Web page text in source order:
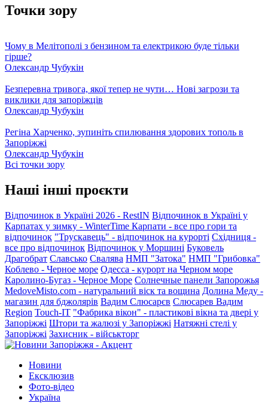
Точки зору
Чому в Мелітополі з бензином та електрикою буде тільки
гірше?
Олександр Чубукін
Безперевна тривога, якої тепер не чути… Нові загрози та
виклики для запоріжців
Олександр Чубукін
Регіна Харченко, зупиніть спилювання здорових тополь в
Запоріжжі
Олександр Чубукін
Всі точки зору
Наші інші проєкти
Відпочинок в Україні 2026 - RestIN Відпочинок в Україні у
Карпатах у зимку - WinterTime Карпати - все про гори та
відпочинок "Трускавець" - відпочинок на курорті Східниця -
все про відпочинок Відпочинок у Моршині Буковель
Драгобрат Славсько Свалява НМП "Затока" НМП "Грибовка"
Коблево - Черное море Одесса - курорт на Черном море
Каролино-Бугаз - Черное Море Солнечные панели Запорожья
MedoveMisto.com - натуральний віск та вощина Долина Меду -
магазин для бджолярів Вадим Слюсарєв Слюсарев Вадим
Region Touch-IT "Фабрика вікон" - пластикові вікна та двері у
Запоріжжі Штори та жалюзі у Запоріжжі Натяжні стелі у
Запоріжжі Захисник - військторг
Новини
Ексклюзив
Фото-відео
Україна